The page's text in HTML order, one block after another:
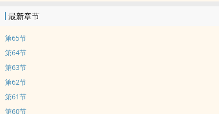
最新章节
第65节
第64节
第63节
第62节
第61节
第60节